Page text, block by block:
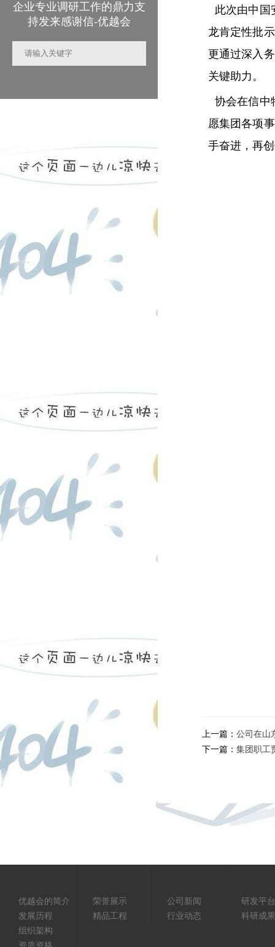
企业专业调研工作的鼎力支
持发来感谢信-优越会
此次由中国
龙肯定性批
更通过深入
关键助力。
协会在信中
愿集团各项
手奋进，再
上一篇： 公司在山
下一篇： 集团职工
优越会的简介
发展历程
组织架构
荣誉展示
精品工程
公司新闻
行业动态
研发平台
科研成果